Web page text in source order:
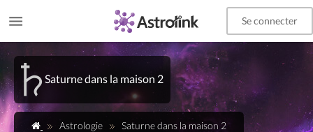
Se connecter
Saturne dans la maison 2
Astrologie Saturne dans la maison 2